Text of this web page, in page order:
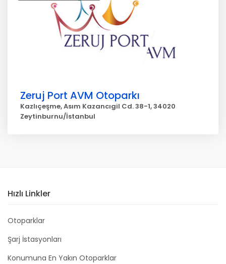
Zeruj Port AVM Otoparkı
Kazlıçeşme, Asım Kazancıgil Cd. 38-1, 34020
Zeytinburnu/İstanbul
Hızlı Linkler
Otoparklar
Şarj İstasyonları
Konumuna En Yakın Otoparklar